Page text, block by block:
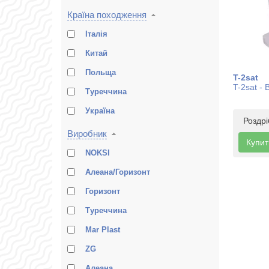
Країна походження
Італія
Китай
Польща
Туреччина
Україна
Виробник
NOKSI
Алеана/Горизонт
Горизонт
Туреччина
Mar Plast
ZG
T-2sat
T-2sat -